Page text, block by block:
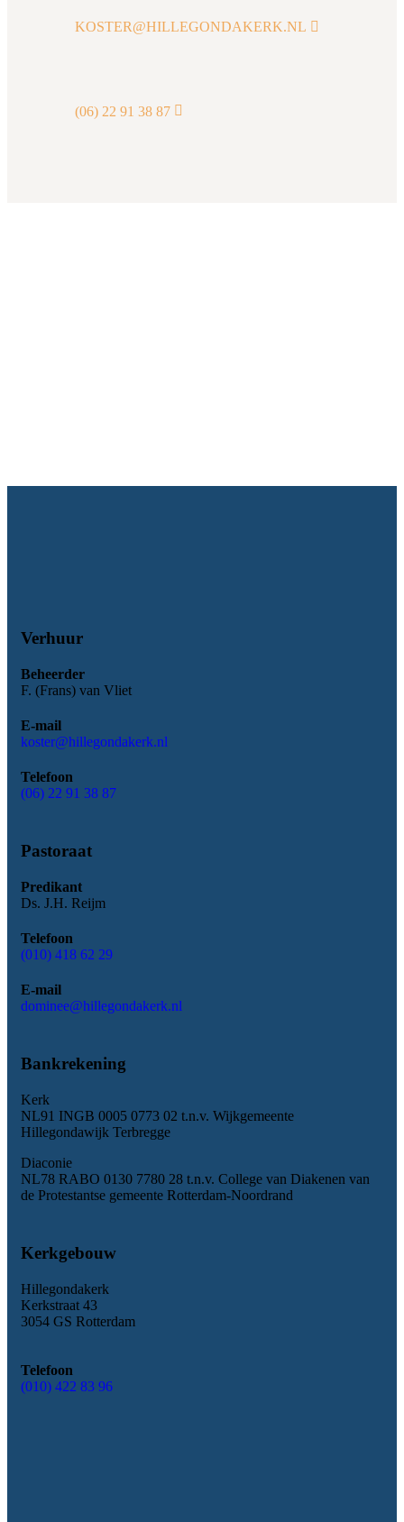
KOSTER@HILLEGONDAKERK.NL
(06) 22 91 38 87
Verhuur
Beheerder
F. (Frans) van Vliet
E-mail
koster@hillegondakerk.nl
Telefoon
(06) 22 91 38 87
Pastoraat
Predikant
Ds. J.H. Reijm
Telefoon
(010) 418 62 29
E-mail
dominee@hillegondakerk.nl
Bankrekening
Kerk
NL91 INGB 0005 0773 02 t.n.v. Wijkgemeente
Hillegondawijk Terbregge
Diaconie
NL78 RABO 0130 7780 28 t.n.v. College van Diakenen van
de Protestantse gemeente Rotterdam-Noordrand
Kerkgebouw
Hillegondakerk
Kerkstraat 43
3054 GS Rotterdam
Telefoon
(010) 422 83 96